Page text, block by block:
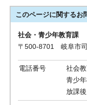
このページに関するお
社会・青少年教育課
〒500-8701 岐阜市
電話番号
社会
青少
放課